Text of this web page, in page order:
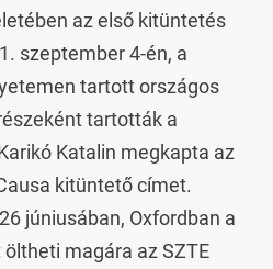
az első kitüntetés
szeptember 4-én, a
tartott országos
tartották a
Katalin megkapta az
kitüntető címet.
júniusában, Oxfordban a
magára az SZTE